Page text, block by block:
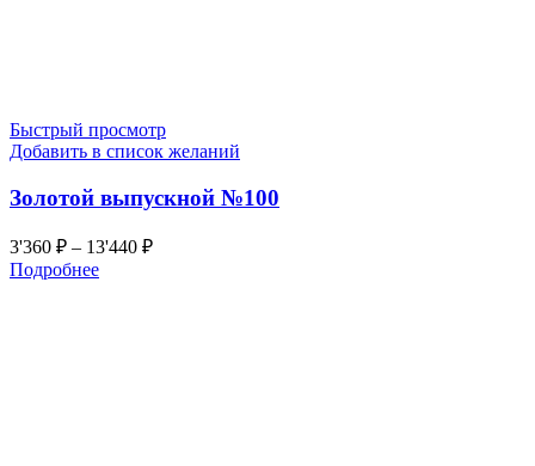
Быстрый просмотр
Добавить в список желаний
Золотой выпускной №100
3'360 ₽ – 13'440 ₽
Подробнее